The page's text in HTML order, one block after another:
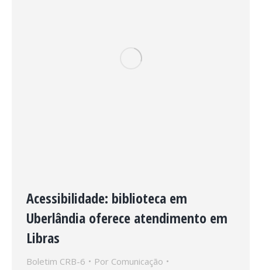
Acessibilidade: biblioteca em
Uberlândia oferece atendimento em
Libras
Boletim CRB-6 Por Comunicação